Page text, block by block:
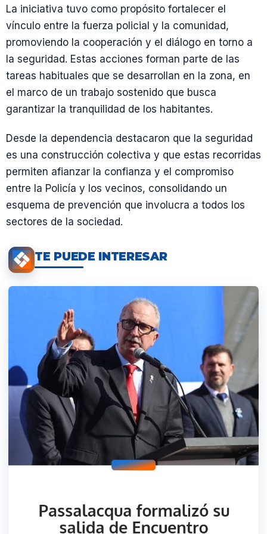
La iniciativa tuvo como propósito fortalecer el
vínculo entre la fuerza policial y la comunidad,
promoviendo la cooperación y el diálogo en torno a
la seguridad. Estas acciones forman parte de las
tareas habituales que se desarrollan en la zona, en
el marco de un trabajo sostenido que busca
garantizar la tranquilidad de los habitantes.
Desde la dependencia destacaron que la seguridad
es una construcción colectiva y que estas recorridas
permiten afianzar la confianza y el compromiso
entre la Policía y los vecinos, consolidando un
esquema de prevención que involucra a todos los
sectores de la sociedad.
TE PUEDE INTERESAR